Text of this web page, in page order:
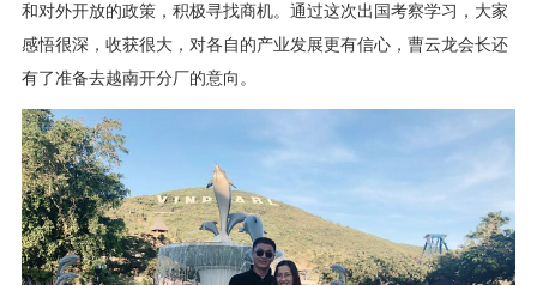
和对外开放的政策，积极寻找商机。通过这次出国考察学习，大家
感悟很深，收获很大，对各自的产业发展更有信心，曹云龙会长还
有了准备去越南开分厂的意向。